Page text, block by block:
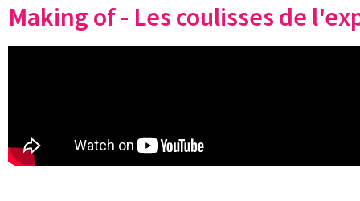
Making of - Les coulisses de